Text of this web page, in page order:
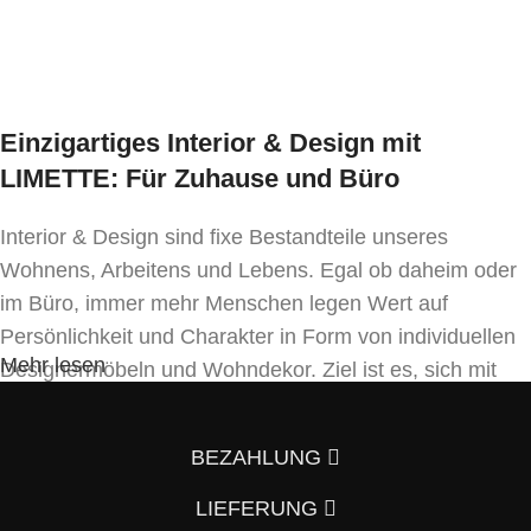
Einzigartiges Interior & Design mit
LIMETTE: Für Zuhause und Büro
Interior & Design sind fixe Bestandteile unseres
Wohnens, Arbeitens und Lebens. Egal ob daheim oder
im Büro, immer mehr Menschen legen Wert auf
Persönlichkeit und Charakter in Form von individuellen
Designermöbeln und Wohndekor. Ziel ist es, sich mit
von der Masse abzuheben.
Mehr lesen
BEZAHLUNG
LIEFERUNG